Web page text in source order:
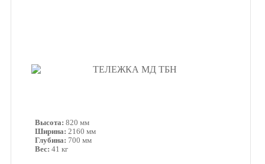
Высота: 820 мм
Ширина: 2160 мм
Глубина: 700 мм
Вес: 41 кг